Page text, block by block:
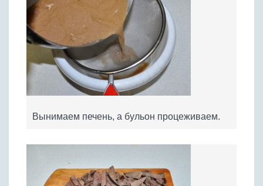
Вынимаем печень, а бульон процеживаем.